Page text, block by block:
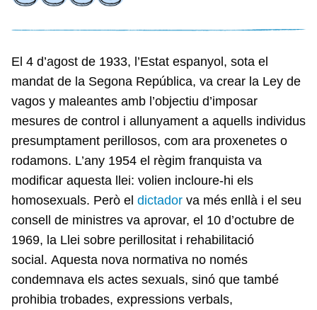
El 4 d’agost de 1933, l’Estat espanyol, sota el
mandat de la Segona República, va crear la Ley de
vagos y maleantes amb l’objectiu d’imposar
mesures de control i allunyament a aquells individus
presumptament perillosos, com ara proxenetes o
rodamons. L’any 1954 el règim franquista va
modificar aquesta llei: volien incloure-hi els
homosexuals. Però el dictador va més enllà i el seu
consell de ministres va aprovar, el 10 d’octubre de
1969, la Llei sobre perillositat i rehabilitació
social. Aquesta nova normativa no només
condemnava els actes sexuals, sinó que també
prohibia trobades, expressions verbals,